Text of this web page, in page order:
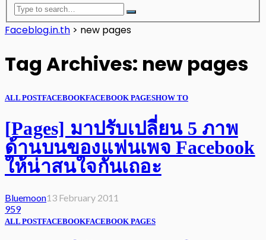
Faceblog.in.th > new pages
Tag Archives: new pages
ALL POSTFACEBOOKFACEBOOK PAGESHOW TO
[Pages] มาปรับเปลี่ยน 5 ภาพ
ด้านบนของแฟนเพจ Facebook
ให้น่าสนใจกันเถอะ
Bluemoon13 February 2011
959
ALL POSTFACEBOOKFACEBOOK PAGES